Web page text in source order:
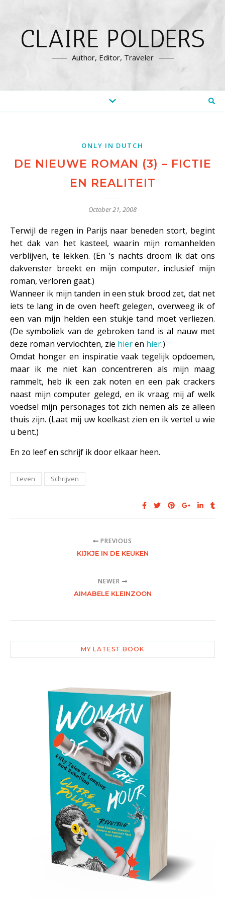
CLAIRE POLDERS
Author, Editor, Traveler
ONLY IN DUTCH
DE NIEUWE ROMAN (3) – FICTIE
EN REALITEIT
October 21, 2008
Terwijl de regen in Parijs naar beneden stort, begint
het dak van het kasteel, waarin mijn romanhelden
verblijven, te lekken. (En ’s nachts droom ik dat ons
dakvenster breekt en mijn computer, inclusief mijn
roman, verloren gaat.)
Wanneer ik mijn tanden in een stuk brood zet, dat net
iets te lang in de oven heeft gelegen, overweeg ik of
een van mijn helden een stukje tand moet verliezen.
(De symboliek van de gebroken tand is al nauw met
deze roman vervlochten, zie hieren hier.)
Omdat honger en inspiratie vaak tegelijk opdoemen,
maar ik me niet kan concentreren als mijn maag
rammelt, heb ik een zak noten en een pak crackers
naast mijn computer gelegd, en ik vraag mij af welk
voedsel mijn personages tot zich nemen als ze alleen
thuis zijn. (Laat mij uw koelkast zien en ik vertel u wie
u bent.)
En zo leef en schrijf ik door elkaar heen.
Leven Schrijven
PREVIOUS
KIJKJE IN DE KEUKEN
NEWER
AIMABELE KLEINZOON
MY LATEST BOOK